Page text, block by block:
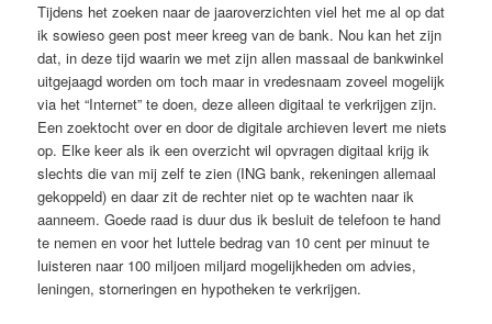
Tijdens het zoeken naar de jaaroverzichten viel het me al op dat
ik sowieso geen post meer kreeg van de bank. Nou kan het zijn
dat, in deze tijd waarin we met zijn allen massaal de bankwinkel
uitgejaagd worden om toch maar in vredesnaam zoveel mogelijk
via het “Internet” te doen, deze alleen digitaal te verkrijgen zijn.
Een zoektocht over en door de digitale archieven levert me niets
op. Elke keer als ik een overzicht wil opvragen digitaal krijg ik
slechts die van mij zelf te zien (ING bank, rekeningen allemaal
gekoppeld) en daar zit de rechter niet op te wachten naar ik
aanneem. Goede raad is duur dus ik besluit de telefoon te hand
te nemen en voor het luttele bedrag van 10 cent per minuut te
luisteren naar 100 miljoen miljard mogelijkheden om advies,
leningen, storneringen en hypotheken te verkrijgen.